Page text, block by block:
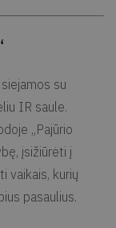
su
IR saule.
„Pajūrio
įsižiūrėti į
vaikais, kurių
pasaulius.